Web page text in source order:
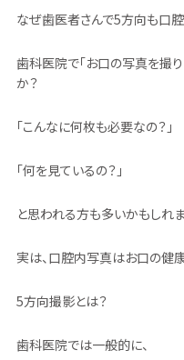
なぜ歯医者さんで5方向も口
歯科医院で「お口の写真を撮
か？
「こんなに何枚も必要なの？」
「何を見ているの？」
と思われる方も多いかもしれま
実は、口腔内写真はお口の健
5方向撮影とは？
歯科医院では一般的に、